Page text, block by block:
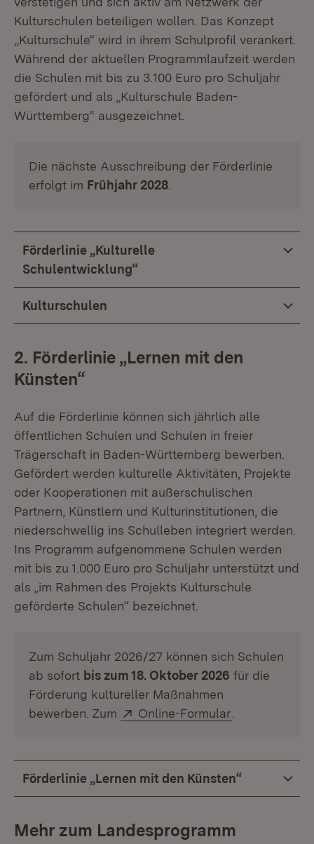
Kulturschulen beteiligen wollen. Das Konzept
„Kulturschule“ wird in ihrem Schulprofil verankert.
Während der aktuellen Programmlaufzeit werden
die Schulen mit bis zu 3.100 Euro pro Schuljahr
gefördert und als „Kulturschule Baden-
Württemberg“ ausgezeichnet.
Die nächste Ausschreibung der Förderlinie
erfolgt im Frühjahr 2028
Förderlinie „Kulturelle
Schulentwicklung“
Kulturschulen
2. Förderlinie „Lernen mit den
Künsten“
Auf die Förderlinie können sich jährlich alle
öffentlichen Schulen und Schulen in freier
Trägerschaft in Baden-Württemberg bewerben.
Gefördert werden kulturelle Aktivitäten, Projekte
oder Kooperationen mit außerschulischen
Partnern, Künstlern und Kulturinstitutionen, die
niederschwellig ins Schulleben integriert werden.
Ins Programm aufgenommene Schulen werden
mit bis zu 1.000 Euro pro Schuljahr unterstützt und
als „im Rahmen des Projekts Kulturschule
geförderte Schulen“ bezeichnet.
Zum Schuljahr 2026/27 können sich Schulen
ab sofort bis zum 18. Oktober 2026 für die
Förderung kultureller Maßnahmen
bewerben. Zum
Extern:
Online-Formular
Förderlinie „Lernen mit den Künsten“
Mehr zum Landesprogramm